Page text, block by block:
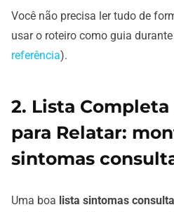
Você não precisa ler tudo de
usar o roteiro como guia
referência).
2. Lista
para Relatar:
sintomas
Uma boa lista sintomas consulta